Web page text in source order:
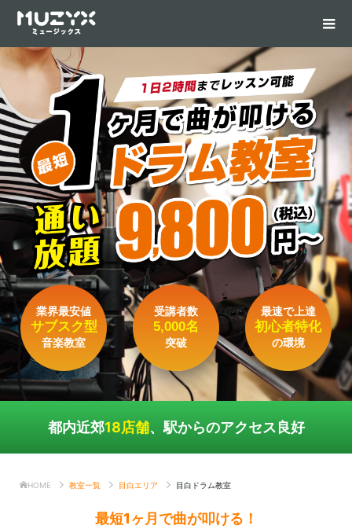
業界最安値
サブスク型
音楽教室
受講者数
5,000名
突破
最速で上達
初心者特化
の環境
都内近郊18店舗、駅からのアクセス良好
HOME 教室一覧 目白エリア 目白ドラム教室
最短1ヶ月で曲が叩ける！